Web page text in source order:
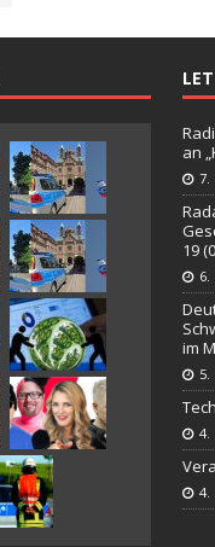
an
7.
19
6.
im
5.
4.
4.